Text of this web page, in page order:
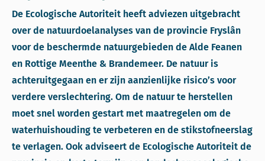
De Ecologische Autoriteit heeft adviezen uitgebracht
over de natuurdoelanalyses van de provincie Fryslân
voor de beschermde natuurgebieden de Alde Feanen
en Rottige Meenthe & Brandemeer. De natuur is
achteruitgegaan en er zijn aanzienlijke risico’s voor
verdere verslechtering. Om de natuur te herstellen
moet snel worden gestart met maatregelen om de
waterhuishouding te verbeteren en de stikstofneerslag
te verlagen. Ook adviseert de Ecologische Autoriteit de